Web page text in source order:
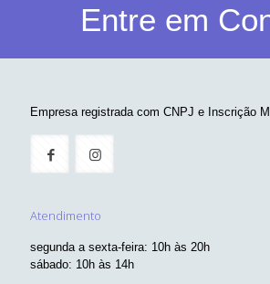
Entre em
Empresa registrada com CNPJ e Inscrição
Atendimento
segunda a sexta-feira: 10h às 20h
sábado: 10h às 14h